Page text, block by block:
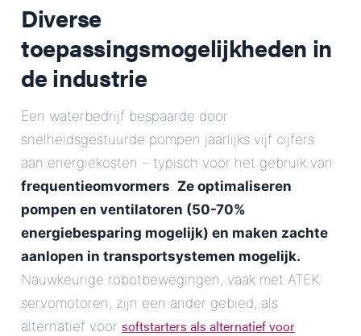
Diverse
toepassingsmogelijkheden in
de industrie
Een waterbedrijf bespaarde door
snelheidsgestuurde pompen jaarlijks vijf cijfers
aan energiekosten – typisch voor het gebruik van
frequentieomvormers. Ze optimaliseren
pompen en ventilatoren (50-70%
energiebesparing mogelijk) en maken zachte
aanlopen in transportsystemen mogelijk.
Nauwkeurige robotbewegingen, vaak met ATEK
servomotoren, zijn een ander gebied, als
alternatief voor softstarters als alternatief voor